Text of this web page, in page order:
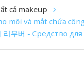
cả makeup
môi và mắt chứa
리무버 - Средство